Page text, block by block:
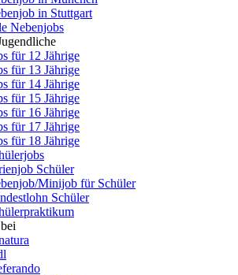
in Stuttgart
Nebenjobs
für 12 Jährige
für 13 Jährige
für 14 Jährige
für 15 Jährige
für 16 Jährige
für 17 Jährige
für 18 Jährige
Schüler
Minijob für Schüler
Schüler